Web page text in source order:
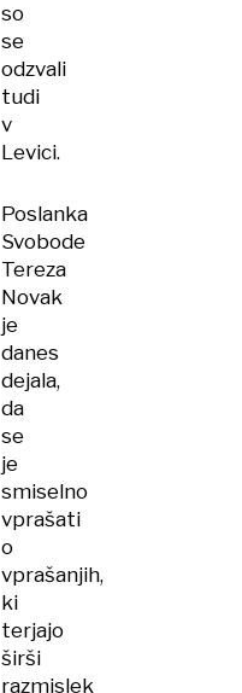
so
se
odzvali
tudi
v
Levici.
Poslanka
Svobode
Tereza
Novak
je
danes
dejala,
da
se
je
smiselno
vprašati
o
vprašanjih,
ki
terjajo
širši
razmislek